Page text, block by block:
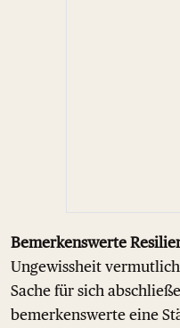
Bemerkenswerte
Ungewissheit
Sache für sich
bemerkenswerte eine